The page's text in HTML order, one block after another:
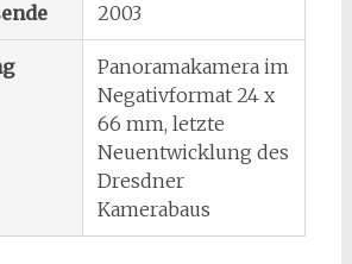
2003
Panoramakamera im
Negativformat 24 x
66 mm, letzte
Neuentwicklung des
Dresdner
Kamerabaus